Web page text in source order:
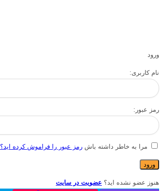
ورود
نام کاربری:
رمز عبور:
مرا به خاطر داشته باش رمز عبور را فراموش کرده اید؟
هنوز عضو نشده اید؟ عضویت در سایت